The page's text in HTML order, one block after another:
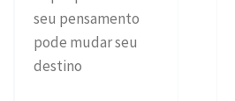
seu pensamento
pode mudar seu
destino